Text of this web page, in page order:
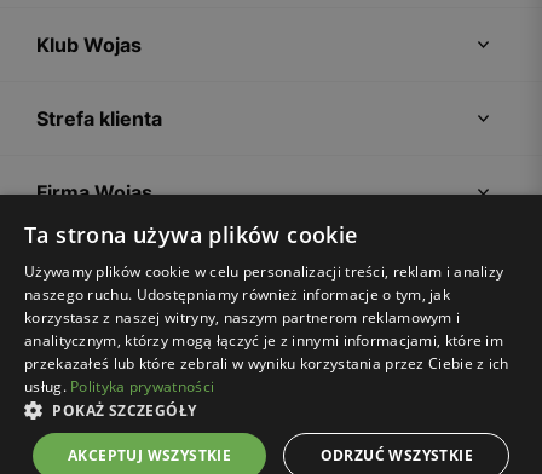
Klub Wojas
Strefa klienta
Firma Wojas
Porady
Regulamin sklepu Polityka prywatności Ustawienia plików cookies
Ta strona używa plików cookie
Używamy plików cookie w celu personalizacji treści, reklam i analizy
naszego ruchu. Udostępniamy również informacje o tym, jak
korzystasz z naszej witryny, naszym partnerom reklamowym i
analitycznym, którzy mogą łączyć je z innymi informacjami, które im
przekazałeś lub które zebrali w wyniku korzystania przez Ciebie z ich
usług. Polityka prywatności
POKAŻ SZCZEGÓŁY
AKCEPTUJ WSZYSTKIE ODRZUĆ WSZYSTKIE